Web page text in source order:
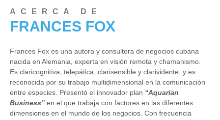
ACERCA DE
FRANCES FOX
Frances Fox es una autora y consultora de negocios cubana
nacida en Alemania, experta en visión remota y chamanismo.
Es claricognitiva, telepática, clarisensible y clarividente, y es
reconocida por su trabajo multidimensional en la comunicación
entre especies. Presentó el innovador plan “Aquarian
Business” en el que trabaja con factores en las diferentes
dimensiones en el mundo de los negocios. Con frecuencia